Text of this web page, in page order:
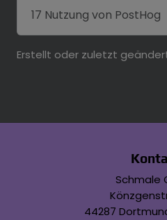
17 Nutzung von PostHog
Erstellt oder zuletzt
Footer - Kontaktdaten
Schmale
44287